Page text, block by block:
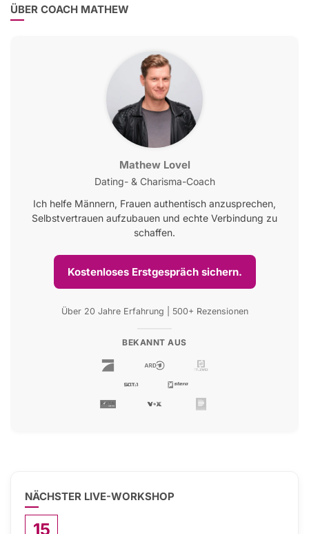
ÜBER COACH MATHEW
Mathew Lovel
Dating- & Charisma-Coach
Ich helfe Männern, Frauen authentisch anzusprechen,
Selbstvertrauen aufzubauen und echte Verbindung zu
schaffen.
Kostenloses Erstgespräch sichern.
Über 20 Jahre Erfahrung | 500+ Rezensionen
BEKANNT AUS
NÄCHSTER LIVE-WORKSHOP
15